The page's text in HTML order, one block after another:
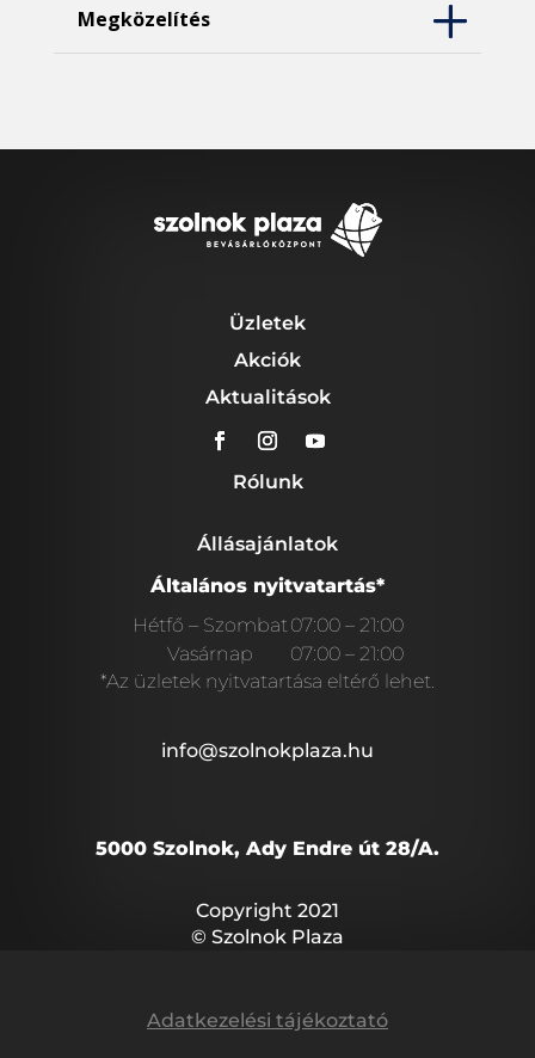
Megközelítés
Üzletek
Akciók
Aktualitások
Rólunk
Állásajánlatok
Általános nyitvatartás*
Hétfő – Szombat07:00 – 21:00
Vasárnap
07:00 – 21:00
*Az üzletek nyitvatartása eltérő lehet.
info@szolnokplaza.hu
5000 Szolnok, Ady Endre út 28/A.
Copyright 2021
© Szolnok Plaza
Adatkezelési tájékoztató